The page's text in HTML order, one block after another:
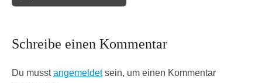
Schreibe einen Kommentar
Du musstangemeldetsein, um einen Kommentar